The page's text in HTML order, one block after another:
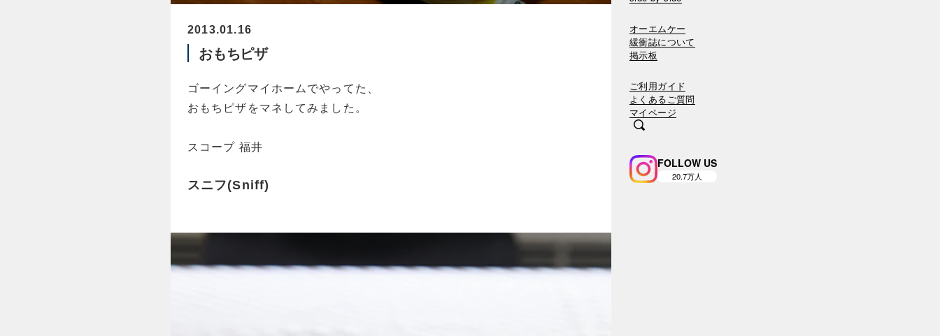
2013.01.16
おもちピザ
ゴーイングマイホームでやってた、
おもちピザをマネしてみました。
スコープ 福井
スニフ(Sniff)
オーエムケー
緩衝誌について
掲示板
ご利用ガイド
よくあるご質問
マイページ
FOLLOW US